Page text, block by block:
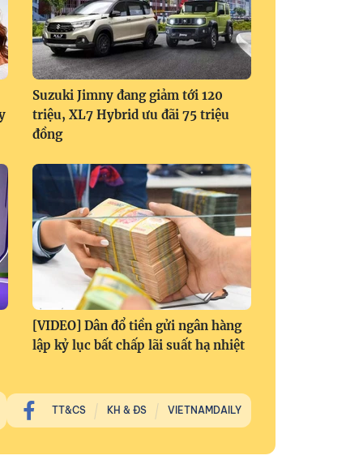
Suzuki Jimny đang giảm tới 120
triệu, XL7 Hybrid ưu đãi 75 triệu
đồng
[VIDEO] Dân đổ tiền gửi ngân hàng
lập kỷ lục bất chấp lãi suất hạ nhiệt
TT&CS KH & ĐS VIETNAMDAILY